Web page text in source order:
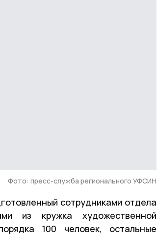
Фото: пресс-служба регионального УФСИН
сотрудниками отдела
из кружка художественной
100 человек, остальные